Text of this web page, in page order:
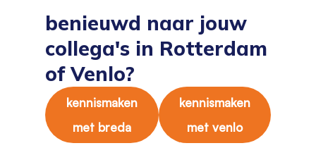
benieuwd naar jouw
collega's in Rotterdam
of Venlo?
kennismaken
met breda
kennismaken
met venlo